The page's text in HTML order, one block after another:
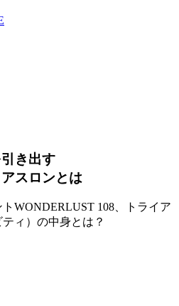
引き出す
スロンとは
WONDERLUST 108、トライア
ィ）の中身とは？